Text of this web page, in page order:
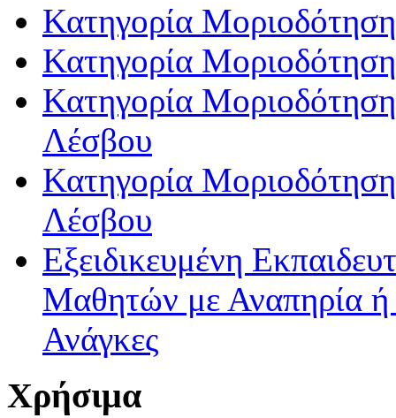
Κατηγορία
Κατηγορία
Κατηγορία
Λέσβου
Κατηγορία
Λέσβου
Εξειδικευμένη
Μαθητών με Αναπηρία ή /
Ανάγκες
Χρήσιμα